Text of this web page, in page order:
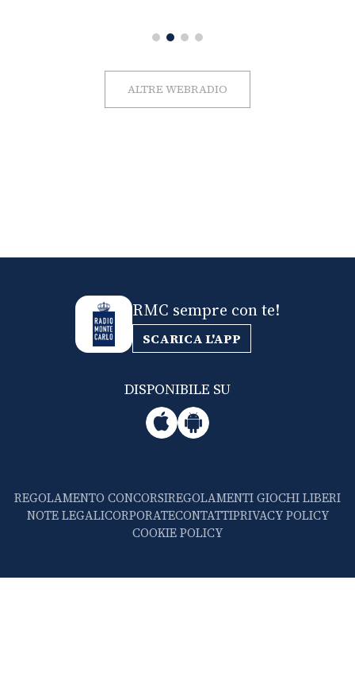
ALTRE WEBRADIO
RMC sempre con te!
SCARICA L'APP
DISPONIBILE SU
REGOLAMENTO CONCORSIREGOLAMENTI GIOCHI LIBERI
NOTE LEGALICORPORATECONTATTIPRIVACY POLICY
COOKIE POLICY